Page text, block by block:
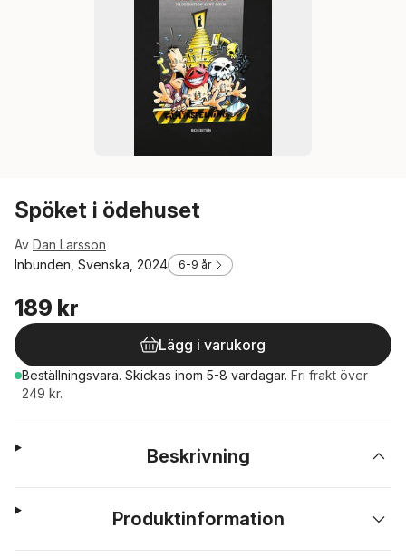
Spöket i ödehuset
Av Dan Larsson
Inbunden, Svenska, 2024
6-9 år
189 kr
Lägg i varukorg
Beställningsvara. Skickas inom 5-8 vardagar. Fri frakt över
249 kr.
Beskrivning
Produktinformation